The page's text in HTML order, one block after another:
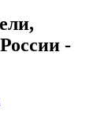
-